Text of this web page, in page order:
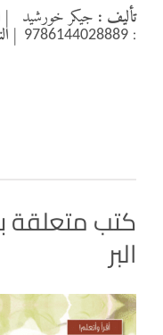
تأليف : جيكر خورشيد |
:
9786144028889
|
البر